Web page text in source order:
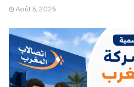
Août 5, 2026